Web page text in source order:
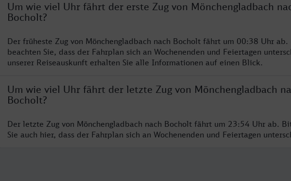
Um wie viel Uhr fährt der erste Zug von Mönchengladbach
Bocholt?
Der früheste Zug von Mönchengladbach nach Bocholt fährt um 00:38 Uhr
beachten Sie, dass der Fahrplan sich an Wochenenden und Feiertagen
unserer Reiseauskunft erhalten Sie alle Informationen auf einen Blick.
Um wie viel Uhr fährt der letzte Zug von Mönchengladbach
Bocholt?
Der letzte Zug von Mönchengladbach nach Bocholt fährt um 23:54 Uhr ab.
Sie auch hier, dass der Fahrplan sich an Wochenenden und Feiertagen